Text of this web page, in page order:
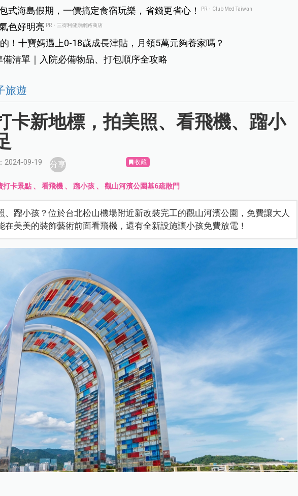
式海島假期，一價搞定食宿玩樂，省錢更省心！ PR・Club Med Taiwan
色好明亮 PR・三得利健康網路商店
！十寶媽遇上0-18歲成長津貼，月領5萬元夠養家嗎？
備清單｜入院必備物品、打包順序全攻略
旅遊
卡新地標，拍美照、看飛機、蹓小
2024-09-19 分享 收藏
打卡景點 、看飛機 、 蹓小孩 、觀山河濱公園基6疏散門
、蹓小孩？位於台北松山機場附近新改裝完工的觀山河濱公園，免費讓大人
在美美的裝飾藝術前面看飛機，還有全新設施讓小孩免費放電！